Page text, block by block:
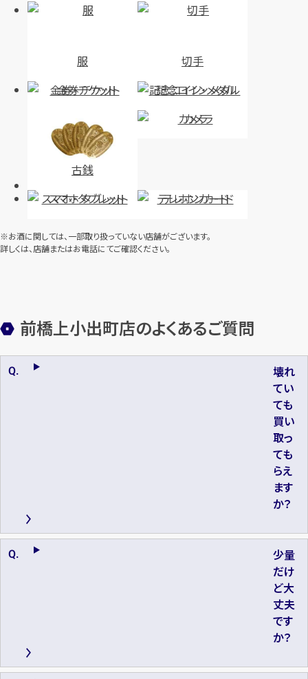
服
切手
金券・チケット
記念コイン・メダル
古銭
カメラ
スマホ・タブレット テレホンカード
※お酒に関しては、一部取り扱っていない店舗がございます。
詳しくは、店舗またはお電話にてご確認ください。
前橋上小出町店のよくあるご質問
壊れ
てい
ても
買い
取っ
ても
らえ
ます
か？
少量
だけ
ど大
丈夫
です
か？